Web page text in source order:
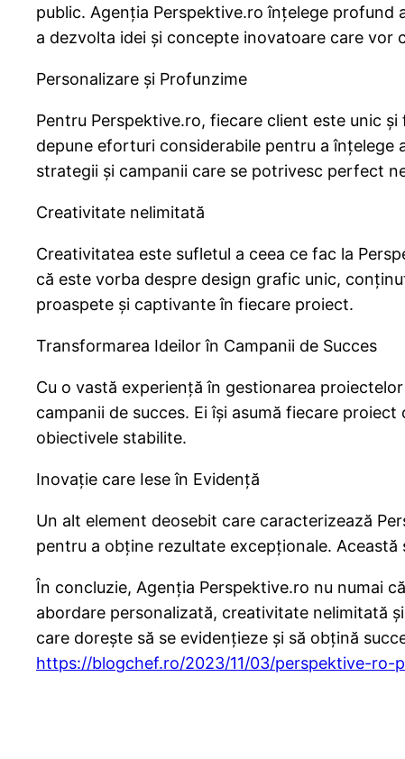
public. Agenția Perspektive.ro înțelege profund
a dezvolta idei și concepte inovatoare care vor
Personalizare și Profunzime
Pentru Perspektive.ro, fiecare client este unic
depune eforturi considerabile pentru a înțelege
strategii și campanii care se potrivesc perfect
Creativitate nelimitată
Creativitatea este sufletul a ceea ce fac la
că este vorba despre design grafic unic,
proaspete și captivante în fiecare proiect.
Transformarea Ideilor în Campanii de Succes
Cu o vastă experiență în gestionarea
campanii de succes. Ei își asumă fiecare
obiectivele stabilite.
Inovație care Iese în Evidență
Un alt element deosebit care caracterizează
pentru a obține rezultate excepționale.
În concluzie, Agenția Perspektive.ro nu numai
abordare personalizată, creativitate nelimitată
care dorește să se evidențieze și să obțină
https://blogchef.ro/2023/11/03/perspektive-